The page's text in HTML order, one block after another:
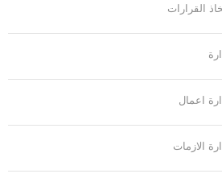
القرارات
اعمال
الازمات